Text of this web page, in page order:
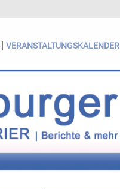
| VERANSTALTUNGSKALENDER